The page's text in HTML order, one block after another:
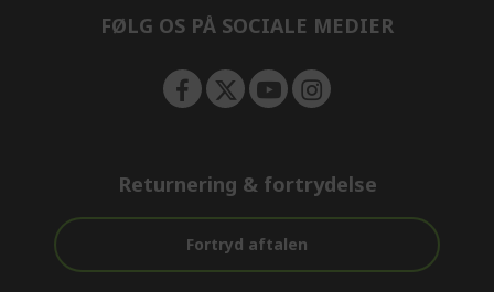
FØLG OS PÅ SOCIALE MEDIER
Returnering & fortrydelse
Fortryd aftalen